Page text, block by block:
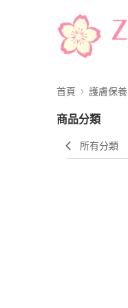
首頁 護膚保養
商品分類
所有分類